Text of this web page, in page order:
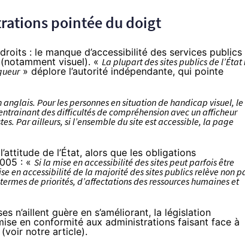
pointée du doigt
: le manque d’accessibilité des services publics
visuel). « La plupart des sites publics de l’État
» déplore l’autorité indépendante, qui pointe
Pour les personnes en situation de handicap visuel, le
des difficultés de compréhension avec un afficheur
Par ailleurs, si l’ensemble du site est accessible, la page
de l’État, alors que les obligations
: « Si la mise en accessibilité des sites peut parfois être
en accessibilité de la majorité des sites publics relève non
de priorités, d’affectations des ressources humaines et
n’aillent guère en s’améliorant, la législation
en conformité aux administrations faisant face à
voir notre article).